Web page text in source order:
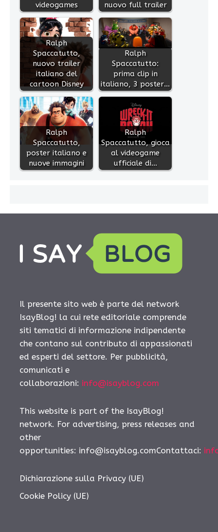
videogames
nuovo full trailer
Ralph
Spaccatutto,
nuovo trailer
italiano del
cartoon Disney
Ralph
Spaccatutto:
prima clip in
italiano, 3 poster…
Ralph
Spaccatutto,
poster italiano e
nuove immagini
Ralph
Spaccatutto, gioca
al videogame
ufficiale di…
Il presente sito web è parte del network
IsayBlog! la cui rete editoriale comprende
siti tematici di informazione indipendente
che contano sul contributo di appassionati
ed esperti del settore. Per pubblicità,
comunicati e
collaborazioni: info@isayblog.com
This website is part of the IsayBlog!
network. For advertising, press releases and
other
opportunities: info@isayblog.comContattaci:
Dichiarazione sulla Privacy (UE)
Cookie Policy (UE)